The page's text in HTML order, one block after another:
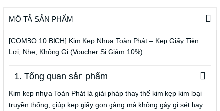
MÔ TẢ SẢN PHẨM
[COMBO 10 BỊCH] Kim Kẹp Nhựa Toàn Phát – Kẹp Giấy Tiện
Lợi, Nhẹ, Không Gỉ (Voucher Sỉ Giảm 10%)
1. Tổng quan sản phẩm
Kim kẹp nhựa Toàn Phát là giải pháp thay thế kim kẹp kim loại
truyền thống, giúp kẹp giấy gọn gàng mà không gây gỉ sét hay